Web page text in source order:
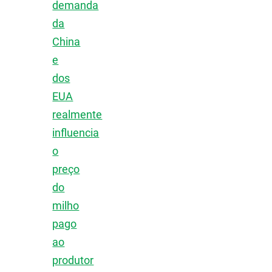
demanda
da
China
e
dos
EUA
realmente
influencia
o
preço
do
milho
pago
ao
produtor